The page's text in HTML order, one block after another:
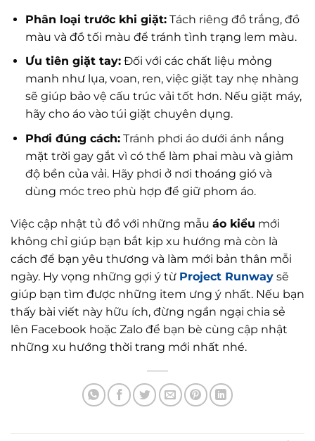
Phân loại trước khi giặt:Tách riêng đồ trắng, đồ
màu và đồ tối màu để tránh tình trạng lem màu.
Ưu tiên giặt tay:Đối với các chất liệu mỏng
manh như lụa, voan, ren, việc giặt tay nhẹ nhàng
sẽ giúp bảo vệ cấu trúc vải tốt hơn. Nếu giặt máy,
hãy cho áo vào túi giặt chuyên dụng.
Phơi đúng cách:Tránh phơi áo dưới ánh nắng
mặt trời gay gắt vì có thể làm phai màu và giảm
độ bền của vải. Hãy phơi ở nơi thoáng gió và
dùng móc treo phù hợp để giữ phom áo.
Việc cập nhật tủ đồ với những mẫu áo kiểu mới
không chỉ giúp bạn bắt kịp xu hướng mà còn là
cách để bạn yêu thương và làm mới bản thân mỗi
ngày. Hy vọng những gợi ý từ Project Runway sẽ
giúp bạn tìm được những item ưng ý nhất. Nếu bạn
thấy bài viết này hữu ích, đừng ngần ngại chia sẻ
lên Facebook hoặc Zalo để bạn bè cùng cập nhật
những xu hướng thời trang mới nhất nhé.